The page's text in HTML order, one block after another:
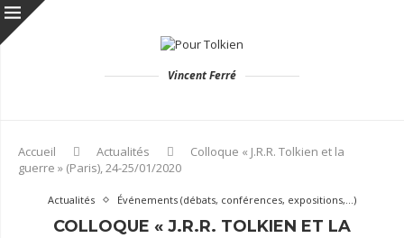
Vincent Ferré
Accueil Actualités
Colloque « J.R.R. Tolkien et la
guerre » (Paris), 24-25/01/2020
Actualités Événements (débats, conférences, expositions,...)
COLLOQUE « J.R.R. TOLKIEN ET LA